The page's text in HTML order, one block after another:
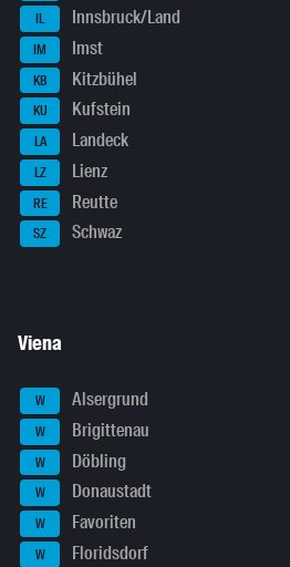
IL Innsbruck/Land
IM Imst
KB Kitzbühel
KU Kufstein
LA Landeck
LZ Lienz
RE Reutte
SZ Schwaz
Viena
W Alsergrund
W Brigittenau
W Döbling
W Donaustadt
W Favoriten
W Floridsdorf